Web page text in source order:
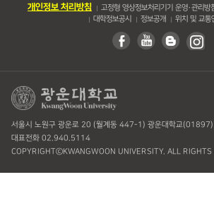
개인정보 처리방침 고정형 영상정보처리기기 운영・관리방
대학정보공시
정보공개 위치 및 교통
서울시 노원구 광운로 20 (월계동 447-1) 광운대학교(01897)
대표전화 02.940.5114
COPYRIGHTⓒKWANGWOON UNIVERSITY. ALL RIGHTS